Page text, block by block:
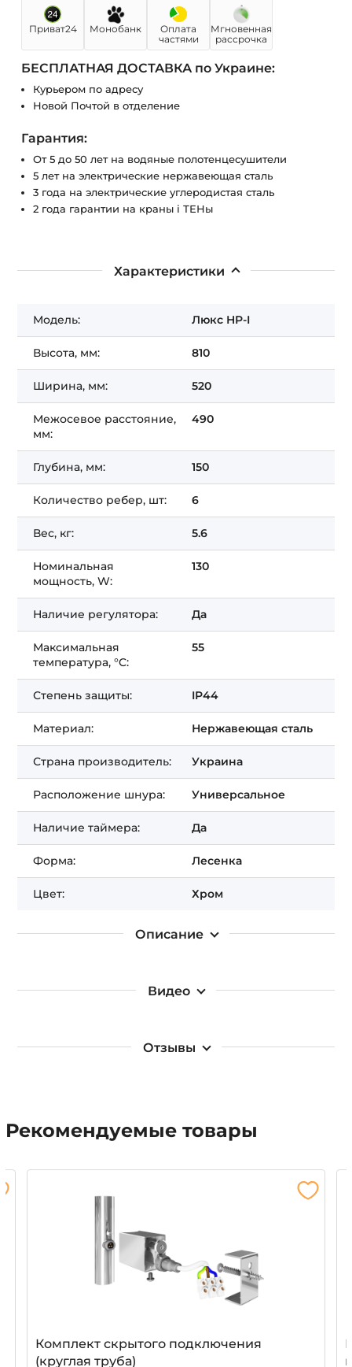
Приват24 Монобанк
Оплата
частями
Мгновенная
рассрочка
БЕСПЛАТНАЯ ДОСТАВКА по Украине:
Курьером по адресу
Новой Почтой в отделение
Гарантия:
От 5 до 50 лет на водяные полотенцесушители
5 лет на электрические нержавеющая сталь
3 года на электрические углеродистая сталь
2 года гарантии на краны і ТЕНы
Описание
Характеристики
Модель: Люкс HP-I
Высота, мм: 810
Ширина, мм: 520
Межосевое расстояние,
мм:
490
Глубина, мм: 150
Количество ребер, шт: 6
Вес, кг: 5.6
Номинальная
мощность, W:
130
Наличие регулятора: Да
Максимальная
температура, °C:
55
Степень защиты: IP44
Материал: Нержавеющая сталь
Страна производитель: Украина
Расположение шнура: Универсальное
Наличие таймера: Да
Форма: Лесенка
Цвет: Хром
Видео
Отзывы
Рекомендуемые товары
Комплект скрытого подключения
(круглая труба)
Получить СКИДКУ!